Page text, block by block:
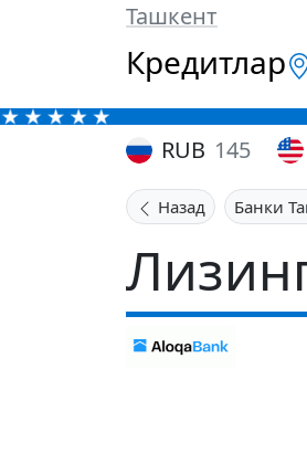
Ташкент
Кредитлар
RUB 145
Назад Банки